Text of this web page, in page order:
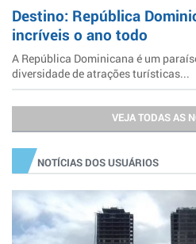
Destino: República
incríveis o ano todo
A República Dominicana é um
diversidade de atrações turísticas...
VEJA TODAS AS
NOTÍCIAS DOS USUÁRIOS